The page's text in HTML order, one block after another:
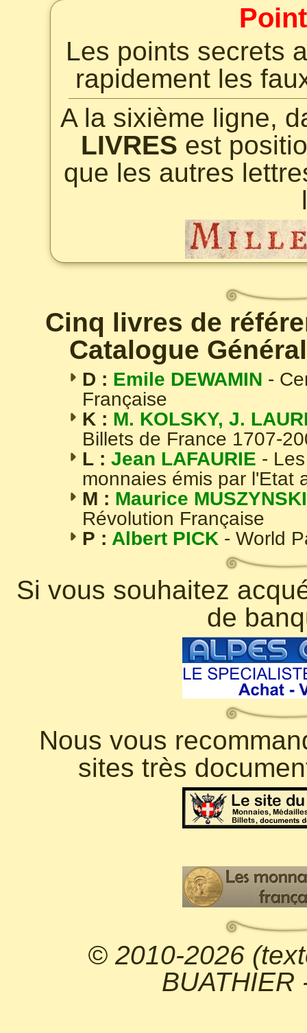
Les points secrets
rapidement les
A la sixième ligne,
LIVRES est
que les autres
Cinq livres de
Catalogue
D : Emile DEWAMIN -
Française
K : M. KOLSKY, J.
Billets de France 1707-
L : Jean LAFAURIE -
monnaies émis par l'Etat
M : Maurice MUSZYNSKI
Révolution Française
P : Albert PICK - World
Si vous souhaitez
de
Nous vous
sites très
© 2010-2026
BUATHIER